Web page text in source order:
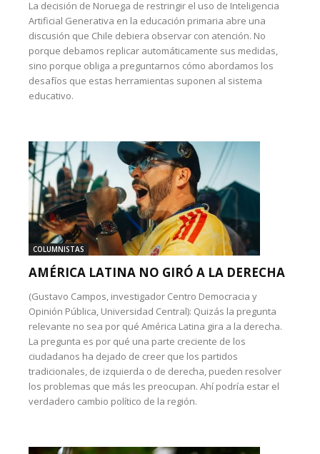
La decisión de Noruega de restringir el uso de Inteligencia
Artificial Generativa en la educación primaria abre una
discusión que Chile debiera observar con atención. No
porque debamos replicar automáticamente sus medidas,
sino porque obliga a preguntarnos cómo abordamos los
desafíos que estas herramientas suponen al sistema
educativo.
COLUMNISTAS
AMÉRICA LATINA NO GIRÓ A LA DERECHA
(Gustavo Campos, investigador Centro Democracia y
Opinión Pública, Universidad Central): Quizás la pregunta
relevante no sea por qué América Latina gira a la derecha.
La pregunta es por qué una parte creciente de los
ciudadanos ha dejado de creer que los partidos
tradicionales, de izquierda o de derecha, pueden resolver
los problemas que más les preocupan. Ahí podría estar el
verdadero cambio político de la región.